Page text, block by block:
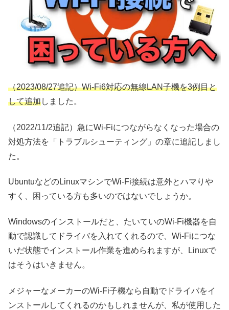
（2023/08/27追記）Wi-Fi6対応の無線LAN子機を3例目と
して追加しました。
（2022/11/2追記）急にWi-Fiにつながらなくなった場合の
対処方法を「トラブルシューティング」の章に追記しまし
た。
UbuntuなどのLinuxマシンでWi-Fi接続は意外とハマりや
すく、困っている方も多いのではないでしょうか。
Windowsのインストールだと、たいていのWi-Fi機器を自
動で認識してドライバを入れてくれるので、Wi-Fiにつな
いだ状態でインストール作業を進められますが、Linuxで
はそうはいきません。
メジャーなメーカーのWi-Fi子機なら自動でドライバをイ
ンストールしてくれるのかもしれませんが、私が使用した